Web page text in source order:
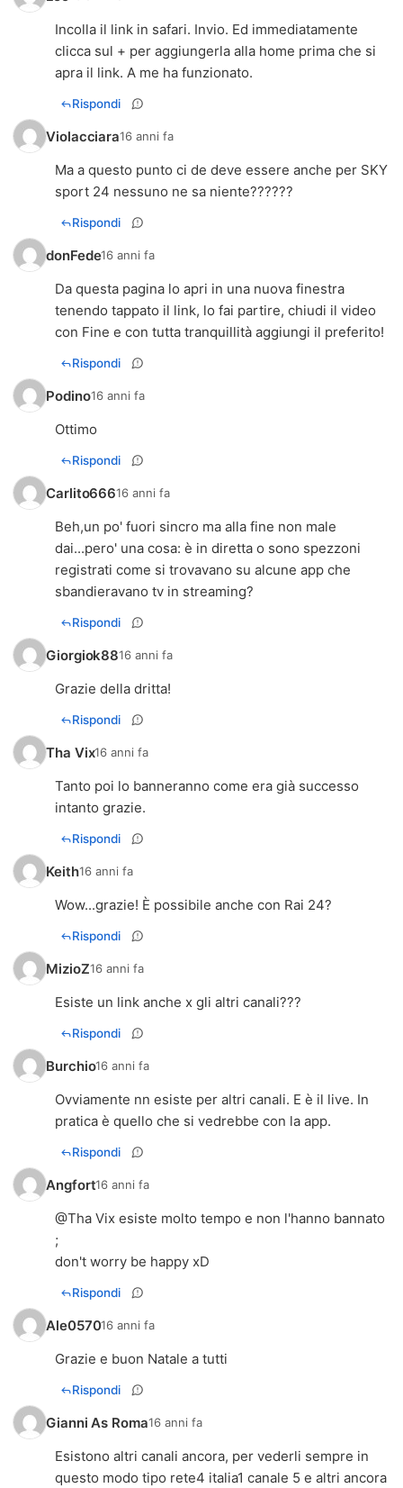
Incolla il link in safari. Invio. Ed immediatamente
clicca sul + per aggiungerla alla home prima che si
apra il link. A me ha funzionato.
Rispondi
Violacciara16 anni fa
Ma a questo punto ci de deve essere anche per SKY
sport 24 nessuno ne sa niente??????
Rispondi
donFede16 anni fa
Da questa pagina lo apri in una nuova finestra
tenendo tappato il link, lo fai partire, chiudi il video
con Fine e con tutta tranquillità aggiungi il preferito!
Rispondi
Podino16 anni fa
Ottimo
Rispondi
Carlito66616 anni fa
Beh,un po' fuori sincro ma alla fine non male
dai...pero' una cosa: è in diretta o sono spezzoni
registrati come si trovavano su alcune app che
sbandieravano tv in streaming?
Rispondi
Giorgiok8816 anni fa
Grazie della dritta!
Rispondi
Tha Vix16 anni fa
Tanto poi lo banneranno come era già successo
intanto grazie.
Rispondi
Keith16 anni fa
Wow...grazie! È possibile anche con Rai 24?
Rispondi
MizioZ16 anni fa
Esiste un link anche x gli altri canali???
Rispondi
Burchio16 anni fa
Ovviamente nn esiste per altri canali. E è il live. In
pratica è quello che si vedrebbe con la app.
Rispondi
Angfort16 anni fa
@Tha Vix esiste molto tempo e non l'hanno bannato
;
don't worry be happy xD
Rispondi
Ale057016 anni fa
Grazie e buon Natale a tutti
Rispondi
Gianni As Roma16 anni fa
Esistono altri canali ancora, per vederli sempre in
questo modo tipo rete4 italia1 canale 5 e altri ancora